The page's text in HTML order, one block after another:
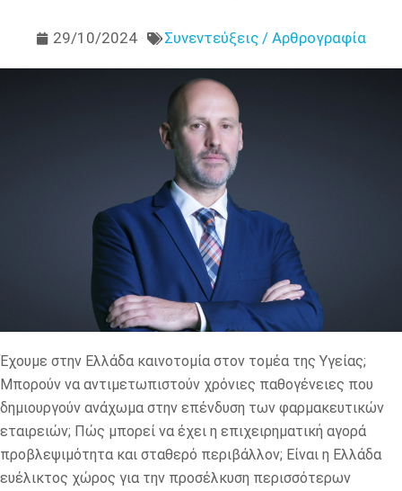
29/10/2024 Συνεντεύξεις / Αρθρογραφία
Έχουμε στην Ελλάδα καινοτομία στον τομέα της Υγείας;
Μπορούν να αντιμετωπιστούν χρόνιες παθογένειες που
δημιουργούν ανάχωμα στην επένδυση των φαρμακευτικών
εταιρειών; Πώς μπορεί να έχει η επιχειρηματική αγορά
προβλεψιμότητα και σταθερό περιβάλλον; Είναι η Ελλάδα
ευέλικτος χώρος για την προσέλκυση περισσότερων